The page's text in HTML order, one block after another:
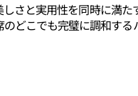
さと実用性を同時に満
どこでも完璧に調和する